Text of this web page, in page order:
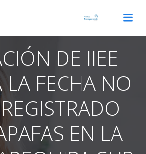
DE IIEE
FECHA NO
EN LA